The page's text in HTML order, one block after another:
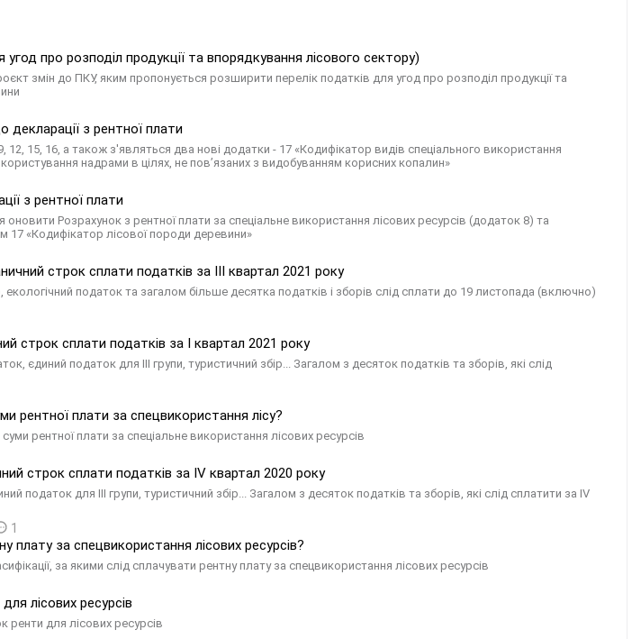
про розподіл продукції та впорядкування лісового сектору)
змін до ПКУ, яким пропонується розширити перелік податків для угод про розподіл продукції та
з рентної плати
12, 15, 16, а також з'являться два нові додатки - 17 «Кодифікатор видів спеціального використання
користування надрами в цілях, не пов’язаних з видобуванням корисних копалин»
з рентної плати
Розрахунок з рентної плати за спеціальне використання лісових ресурсів (додаток 8) та
«Кодифікатор лісової породи деревини»
строк сплати податків за ІII квартал 2021 року
екологічний податок та загалом більше десятка податків і зборів слід сплати до 19 листопада (включно)
строк сплати податків за І квартал 2021 року
єдиний податок для III групи, туристичний збір... Загалом з десяток податків та зборів, які слід
рентної плати за спецвикористання лісу?
рентної плати за спеціальне використання лісових ресурсів
строк сплати податків за ІV квартал 2020 року
податок для III групи, туристичний збір... Загалом з десяток податків та зборів, які слід сплатити за IV
1
плату за спецвикористання лісових ресурсів?
за якими слід сплачувати рентну плату за спецвикористання лісових ресурсів
лісових ресурсів
ренти для лісових ресурсів